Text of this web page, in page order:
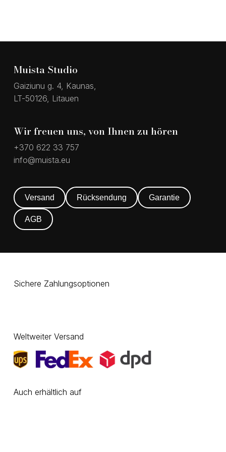
Muista Studio
Gaiziunu g. 4, Kaunas,
LT-50126, Litauen
Wir freuen uns, von Ihnen zu hören
+370 622 33 757
info@muista.eu
Versand Rücksendung Garantie
AGB
Sichere Zahlungsoptionen
Weltweiter Versand
Auch erhältlich auf